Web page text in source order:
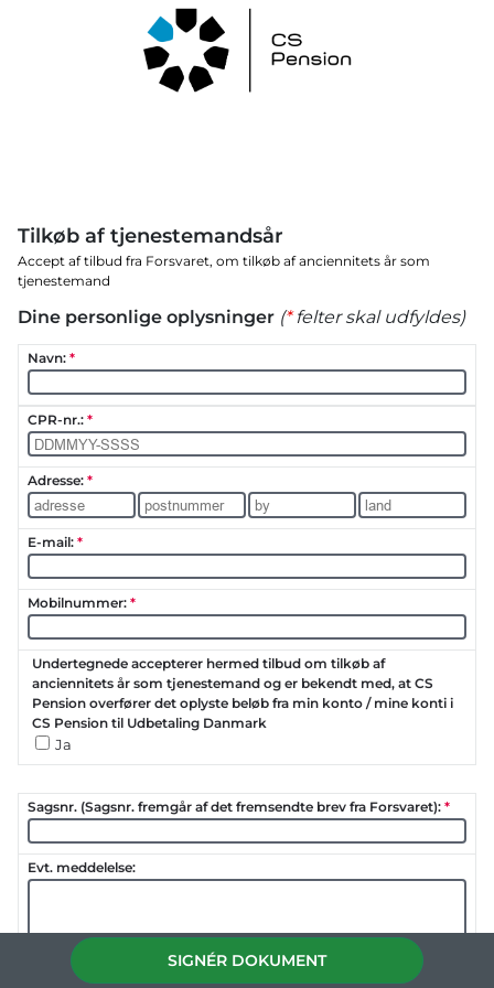
Tilkøb af tjenestemandsår﻿
Accept af tilbud fra Forsvaret, om tilkøb af anciennitets år som
tjenestemand
Dine personlige oplysninger (*felter skal udfyldes)
SIGNÉR DOKUMENT